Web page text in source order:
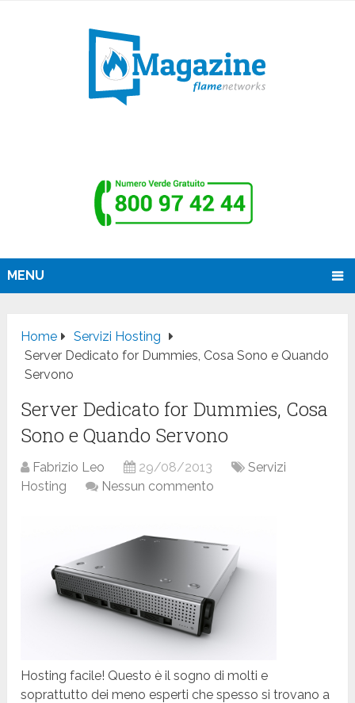
MENU
Home
Servizi Hosting
Server Dedicato for Dummies, Cosa Sono e Quando
Servono
Server Dedicato for Dummies, Cosa
Sono e Quando Servono
Fabrizio Leo 29/08/2013
Servizi
Hosting
Nessun commento
Hosting facile! Questo è il sogno di molti e
soprattutto dei meno esperti che spesso si trovano a